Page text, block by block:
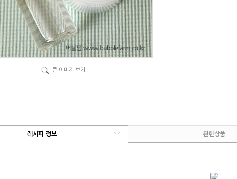
큰 이미지 보기
레시피 정보 관련상품